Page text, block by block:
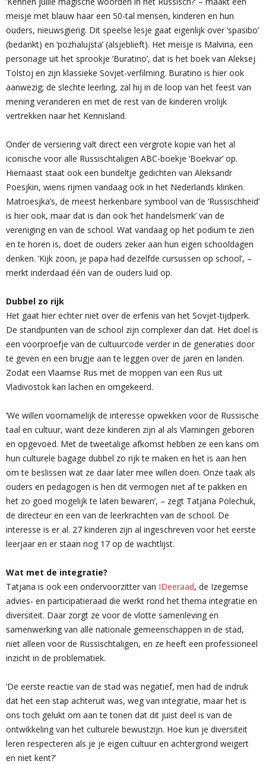
meisje met blauw haar een 50-tal mensen, kinderen en hun
ouders, nieuwsgierig. Dit speelse lesje gaat eigenlijk over ‘spasibo’
(bedankt) en ‘pozhalujsta’ (alsjeblieft). Het meisje is Malvina, een
personage uit het sprookje ‘Buratino’, dat is het boek van Aleksej
Tolstoj en zijn klassieke Sovjet-verfilming. Buratino is hier ook
aanwezig; de slechte leerling, zal hij in de loop van het feest van
mening veranderen en met de rest van de kinderen vrolijk
vertrekken naar het Kennisland.
Onder de versiering valt direct een vergrote kopie van het al
iconische voor alle Russischtaligen ABC-boekje ‘Boekvar’ op.
Hiernaast staat ook een bundeltje gedichten van Aleksandr
Poesjkin, wiens rijmen vandaag ook in het Nederlands klinken.
Matroesjka’s, de meest herkenbare symbool van de ‘Russischheid’
is hier ook, maar dat is dan ook ‘het handelsmerk’ van de
vereniging en van de school. Wat vandaag op het podium te zien
en te horen is, doet de ouders zeker aan hun eigen schooldagen
denken. ‘Kijk zoon, je papa had dezelfde cursussen op school’, –
merkt inderdaad één van de ouders luid op.
Dubbel zo rijk
Het gaat hier echter niet over de erfenis van het Sovjet-tijdperk.
De standpunten van de school zijn complexer dan dat. Het doel is
een voorproefje van de cultuurcode verder in de generaties door
te geven en een brugje aan te leggen over de jaren en landen.
Zodat een Vlaamse Rus met de moppen van een Rus uit
Vladivostok kan lachen en omgekeerd.
‘We willen voornamelijk de interesse opwekken voor de Russische
taal en cultuur, want deze kinderen zijn al als Vlamingen geboren
en opgevoed. Met de tweetalige afkomst hebben ze een kans om
hun culturele bagage dubbel zo rijk te maken en het is aan hen
om te beslissen wat ze daar later mee willen doen. Onze taak als
ouders en pedagogen is hen dit vermogen niet af te pakken en
het zo goed mogelijk te laten bewaren’, – zegt Tatjana Polechuk,
de directeur en een van de leerkrachten van de school. De
interesse is er al. 27 kinderen zijn al ingeschreven voor het eerste
leerjaar en er staan nog 17 op de wachtlijst.
Wat met de integratie?
Tatjana is ook een ondervoorzitter van IDeeraad, de Izegemse
advies- en participatieraad die werkt rond het thema integratie en
diversiteit. Daar zorgt ze voor de vlotte samenleving en
samenwerking van alle nationale gemeenschappen in de stad,
niet alleen voor de Russischtaligen, en ze heeft een professioneel
inzicht in de problematiek.
‘De eerste reactie van de stad was negatief, men had de indruk
dat het een stap achteruit was, weg van integratie, maar het is
ons toch gelukt om aan te tonen dat dit juist deel is van de
ontwikkeling van het culturele bewustzijn. Hoe kun je diversiteit
leren respecteren als je je eigen cultuur en achtergrond weigert
en niet kent?’